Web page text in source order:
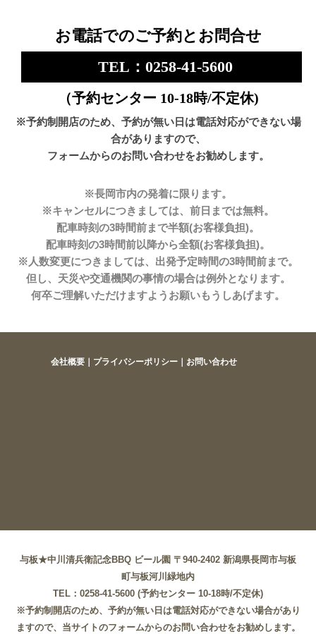
お電話でのご予約とお問合せ
TEL：0258-41-5600
（予約センター 10-18時/不定休)
※予約制開店のため、予約が無い日は電話対応ができない場
合がありますので、
フォームからのお問い合わせをお勧めします。
※長岡市内の発着に限ります。
※キャンセルにつきましては、前日までは無料。
配車時刻の3時間前まで半額(お客様負担)。
配車時刻の3時間前以降から全額(お客様負担)。
※人数変更につきましては、出発予定時間の3時間前まで。
但し、天災や交通機関の事情の場合は例外となります。
何卒ご理解いただけますようお願いもうしあげます。
会社概要 プライバシーポリシー お問い合わせ
与板★中川清兵衛記念BBQ ビール園 〒940-2402 新潟県長岡市与板
町与板河川緑地内
TEL：0258-41-5600 (予約センター 10-18時/不定休)
※予約制開店のため、予約が無い日は電話対応ができない場合があり
ますので、当サイトのフォームからのお問い合わせをお勧めします。